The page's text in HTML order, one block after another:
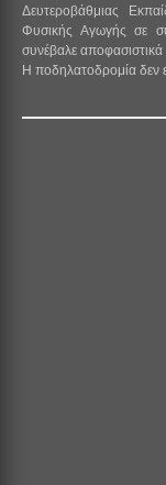
Δευτεροβάθμιας
Φυσικής Αγωγής σε
συνέβαλε αποφασιστικά
Η ποδηλατοδρομία δεν